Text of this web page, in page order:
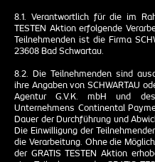
8.1. Verantwortlich für die im
TESTEN Aktion erfolgende
Teilnehmenden ist die Firma
23608 Bad Schwartau.
8.2. Die Teilnehmenden sind
ihre Angaben von SCHWARTAU
Agentur G.V.K. mbH und
Unternehmens Continental
Dauer der Durchführung und
Die Einwilligung der
die Verarbeitung. Ohne die
der GRATIS TESTEN Aktion